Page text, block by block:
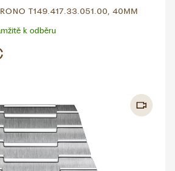
T149.417.33.051.00, 40MM
k odběru